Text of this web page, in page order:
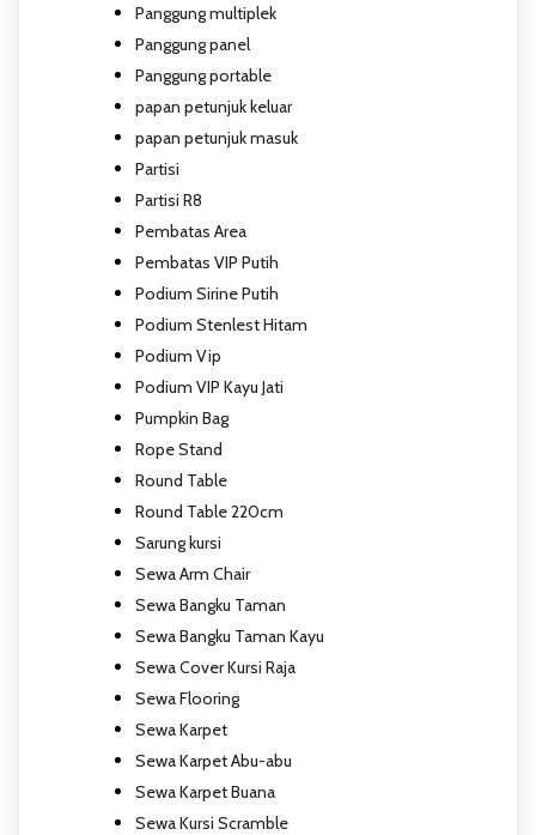
Panggung multiplek
Panggung panel
Panggung portable
papan petunjuk keluar
papan petunjuk masuk
Partisi
Partisi R8
Pembatas Area
Pembatas VIP Putih
Podium Sirine Putih
Podium Stenlest Hitam
Podium Vip
Podium VIP Kayu Jati
Pumpkin Bag
Rope Stand
Round Table
Round Table 220cm
Sarung kursi
Sewa Arm Chair
Sewa Bangku Taman
Sewa Bangku Taman Kayu
Sewa Cover Kursi Raja
Sewa Flooring
Sewa Karpet
Sewa Karpet Abu-abu
Sewa Karpet Buana
Sewa Kursi Scramble